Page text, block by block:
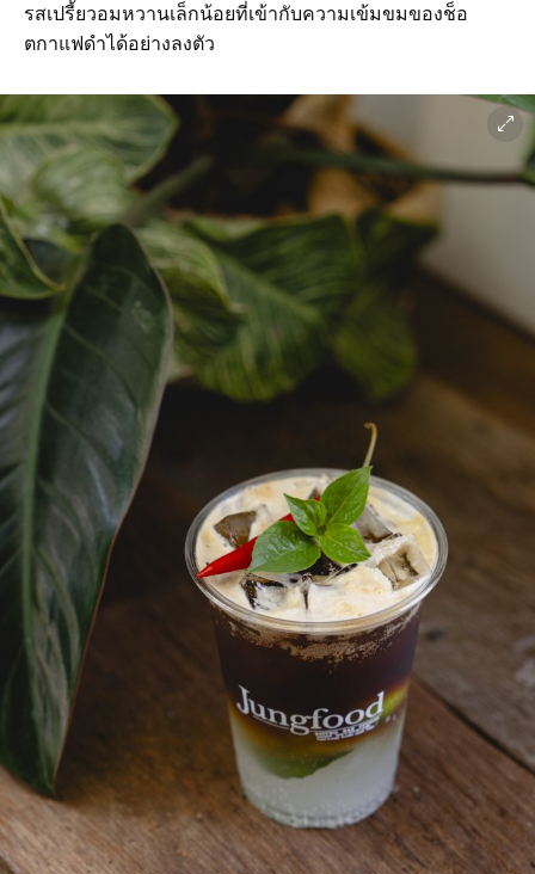
รสเปรี้ยวอมหวานเล็กน้อยที่เข้ากับความเข้มขมของช็อ
ตกาแฟดำได้อย่างลงตัว